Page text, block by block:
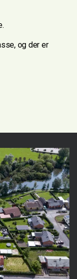
og der er